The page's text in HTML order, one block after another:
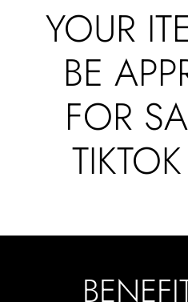
YOUR
BE
FOR